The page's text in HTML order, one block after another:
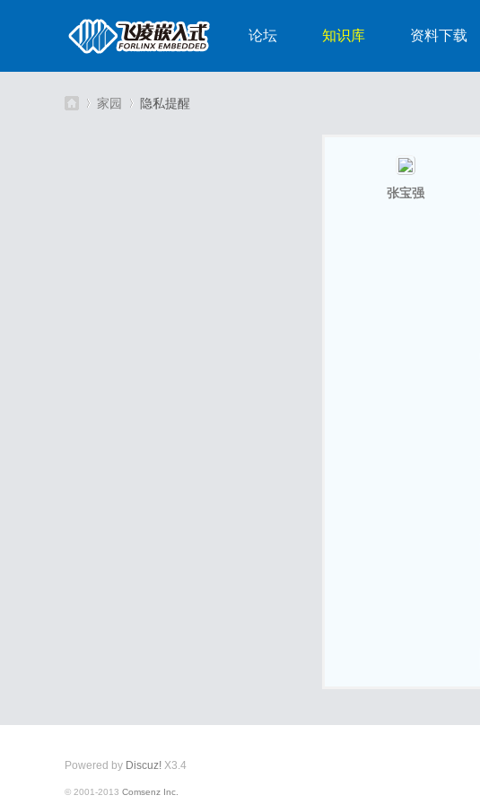
论坛 知识库 资料下载
家园 隐私提醒
张宝强
Powered by Discuz! X3.4
© 2001-2013 Comsenz Inc.